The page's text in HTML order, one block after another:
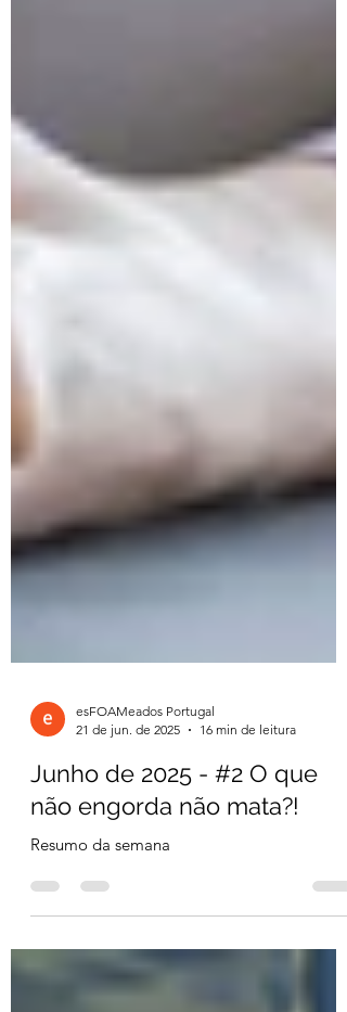
esFOAMeados Portugal
21 de jun. de 2025
16 min de leitura
Junho de 2025 - #2 O que
não engorda não mata?!
Resumo da semana